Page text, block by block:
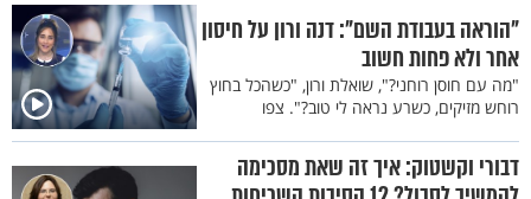
"הוראה בעבודת השם": דנה ורון על חיסון
אחר ולא פחות חשוב
"מה עם חוסן רוחני?", שואלת ורון, "כשהכל בחוץ
רוחש מזיקים, כשרע נראה לי טוב?". צפו
דבורי וקשטוק: איך זה שאת מסכימה